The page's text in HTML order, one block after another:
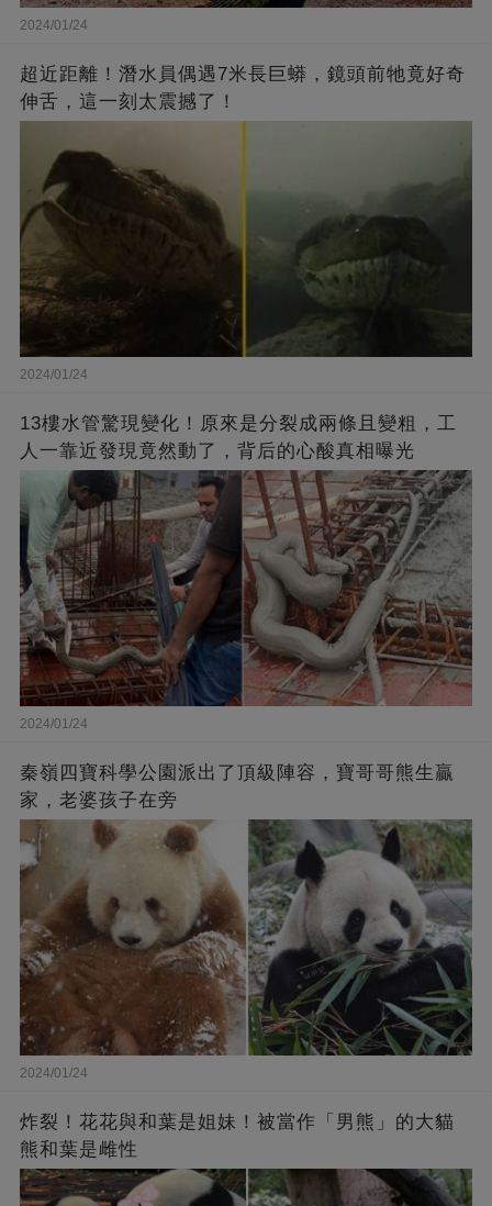
2024/01/24
超近距離！潛水員偶遇7米長巨蟒，鏡頭前牠竟好奇
伸舌，這一刻太震撼了！
2024/01/24
13樓水管驚現變化！原來是分裂成兩條且變粗，工
人一靠近發現竟然動了，背后的心酸真相曝光
2024/01/24
秦嶺四寶科學公園派出了頂級陣容，寶哥哥熊生贏
家，老婆孩子在旁
2024/01/24
炸裂！花花與和葉是姐妹！被當作「男熊」的大貓
熊和葉是雌性